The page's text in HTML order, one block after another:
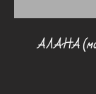
АЛАНА